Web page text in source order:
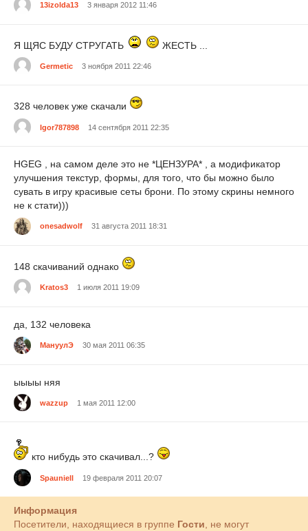
13izolda13 3 января 2012 11:46
Я ЩЯС БУДУ СТРУГАТЬ ЖЕСТЬ ...
Germetic 3 ноября 2011 22:46
328 человек уже скачали
Igor787898 14 сентября 2011 22:35
HGEG , на самом деле это не *ЦЕНЗУРА* , а модификатор
улучшения текстур, формы, для того, что бы можно было
сувать в игру красивые сеты брони. По этому скрины немного
не к стати)))
onesadwolf 31 августа 2011 18:31
148 скачиваний однако
Kratos3 1 июля 2011 19:09
да, 132 человека
МануулЭ 30 мая 2011 06:35
ыыыы няя
wazzup 1 мая 2011 12:00
кто нибудь это скачивал...?
Spauniell 19 февраля 2011 20:07
Информация
Посетители, находящиеся в группе Гости , не могут